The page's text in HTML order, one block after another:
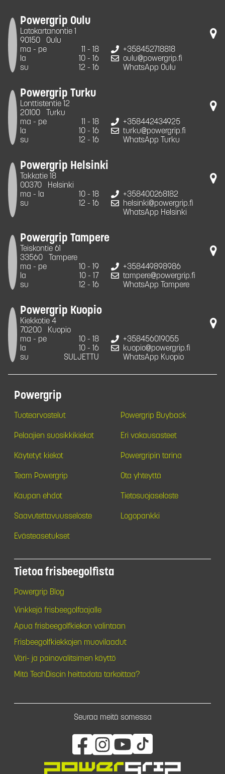
Powergrip Oulu
Latokartanontie 1
90150
Oulu
ma - pe
11 - 18
la
10 - 16
su
12 - 16
+358452718818
oulu@powergrip.fi
WhatsApp Oulu
Powergrip Turku
Lonttistentie 12
20100
Turku
ma - pe
11 - 18
la
10 - 16
su
12 - 16
+358442434925
turku@powergrip.fi
WhatsApp Turku
Powergrip Helsinki
Takkatie 18
00370
Helsinki
ma - la
10 - 18
su
12 - 16
+358400268182
helsinki@powergrip.fi
WhatsApp Helsinki
Powergrip Tampere
Teiskontie 61
33560
Tampere
ma - pe
10 - 19
la
10 - 17
su
12 - 16
+358449898986
tampere@powergrip.fi
WhatsApp Tampere
Powergrip Kuopio
Kiekkotie 4
70200
Kuopio
ma - pe
10 - 18
la
10 - 16
su
SULJETTU
+358456019055
kuopio@powergrip.fi
WhatsApp Kuopio
Powergrip
Tuotearvostelut Powergrip Buyback
Pelaajien suosikkikiekot Eri vakausasteet
Käytetyt kiekot Powergripin tarina
Team Powergrip Ota yhteyttä
Kaupan ehdot Tietosuojaseloste
Saavutettavuusseloste Logopankki
Evästeasetukset
Tietoa frisbeegolfista
Powergrip Blog
Vinkkejä frisbeegolfaajalle
Apua frisbeegolfkiekon valintaan
Frisbeegolfkiekkojen muovilaadut
Väri- ja painovalitsimen käyttö
Mitä TechDiscin heittodata tarkoittaa?
Seuraa meitä somessa